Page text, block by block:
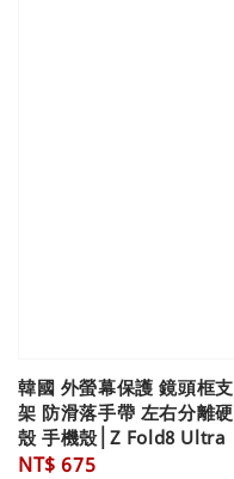
韓國 外螢幕保護 鏡頭框支
架 防滑落手帶 左右分離硬
殼 手機殼│Z Fold8 Ultra
Regular
NT$ 675